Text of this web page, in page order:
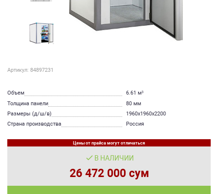
Артикул: 84897231
Объем
6.61 м³
Толщина панели
80 мм
Размеры (д/ш/в)
1960х1960х2200
Страна производства
Россия
Цены от прайса могут отличаться
В НАЛИЧИИ
26 472 000 сум